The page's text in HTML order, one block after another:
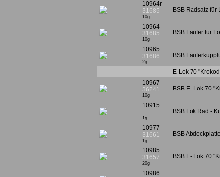
10964r
31685
10g
BSB Radsatz für
10964
31685
10g
BSB Läufer für
10965
31686
2g
BSB
E-Lok 70
10967
36241
10g
BSB E- Lok 70
10915
1g
BSB Lok Rad -
10977
31661
1g
BSB
10985
31657
20g
BSB E- Lok 70
10986